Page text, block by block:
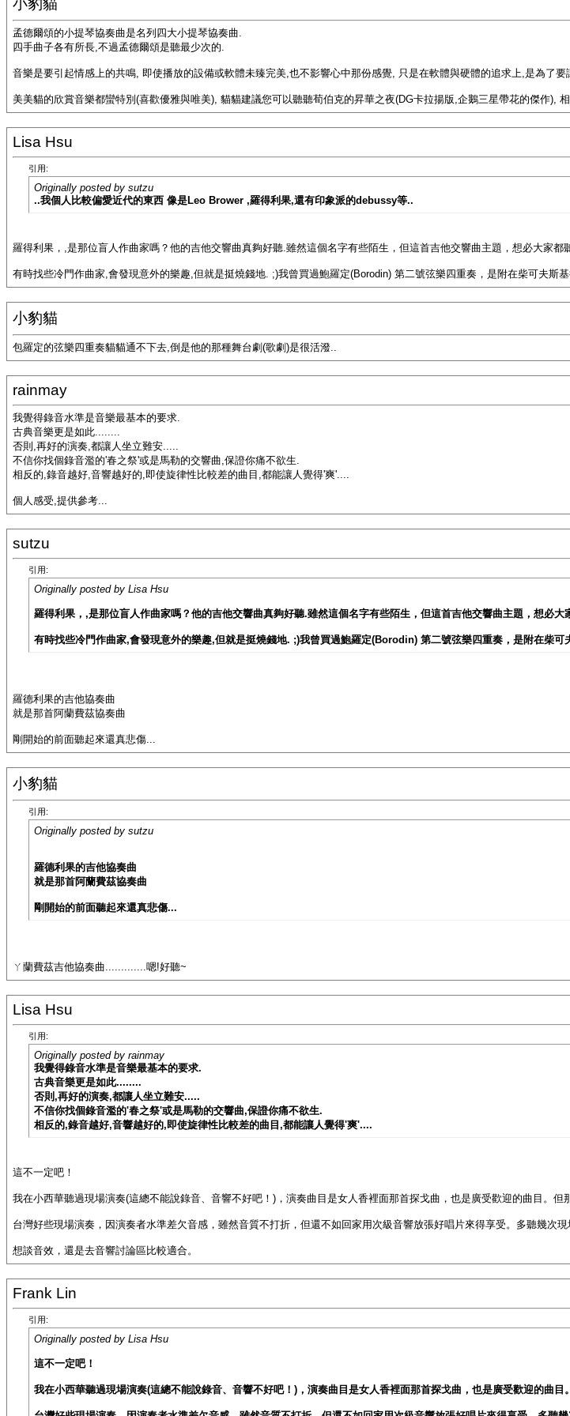
小豹貓
孟德爾頌的小提琴協奏曲是名列四大小提琴協奏曲.
四手曲子各有所長,不過孟德爾頌是聽最少次的.
音樂是要引起情感上的共鳴, 即使播放的設備或軟體未臻完美,也不影響心中那份感覺, 只是在軟體與硬體的追求上,是為了要
美美貓的欣賞音樂都蠻特別(喜歡優雅與唯美), 貓貓建議您可以聽聽荀伯克的昇華之夜(DG卡拉揚版,企鵝三星帶花的傑作),
Lisa Hsu
引用:
Originally posted by sutzu
..我個人比較偏愛近代的東西 像是Leo Brower ,羅得利果,還有印象派的debussy等..
羅得利果，,是那位盲人作曲家嗎？他的吉他交響曲真夠好聽.雖然這個名字有些陌生，但這首吉他交響曲主題，想必大家都
有時找些冷門作曲家,會發現意外的樂趣,但就是挺燒錢地. ;)我曾買過鮑羅定(Borodin) 第二號弦樂四重奏，是附在柴可夫斯
小豹貓
包羅定的弦樂四重奏貓貓通不下去,倒是他的那種舞台劇(歌劇)是很活潑..
rainmay
我覺得錄音水準是音樂最基本的要求.
古典音樂更是如此........
否則,再好的演奏,都讓人坐立難安.....
不信你找個錄音濫的'春之祭'或是馬勒的交響曲,保證你痛不欲生.
相反的,錄音越好,音響越好的,即使旋律性比較差的曲目,都能讓人覺得'爽'....
個人感受,提供參考...
sutzu
引用:
Originally posted by Lisa Hsu
羅得利果，,是那位盲人作曲家嗎？他的吉他交響曲真夠好聽.雖然這個名字有些陌生，但這首吉他交響曲主題，想必大
有時找些冷門作曲家,會發現意外的樂趣,但就是挺燒錢地. ;)我曾買過鮑羅定(Borodin) 第二號弦樂四重奏，是附在柴
羅德利果的吉他協奏曲
就是那首阿蘭費茲協奏曲
剛開始的前面聽起來還真悲傷...
小豹貓
引用:
Originally posted by sutzu
羅德利果的吉他協奏曲
就是那首阿蘭費茲協奏曲
剛開始的前面聽起來還真悲傷...
ㄚ蘭費茲吉他協奏曲.............嗯!好聽~
Lisa Hsu
引用:
Originally posted by rainmay
我覺得錄音水準是音樂最基本的要求.
古典音樂更是如此........
否則,再好的演奏,都讓人坐立難安.....
不信你找個錄音濫的'春之祭'或是馬勒的交響曲,保證你痛不欲生.
相反的,錄音越好,音響越好的,即使旋律性比較差的曲目,都能讓人覺得'爽'....
這不一定吧！
我在小西華聽過現場演奏(這總不能說錄音、音響不好吧！)，演奏曲目是女人香裡面那首探戈曲，也是廣受歡迎的曲目。但
台灣好些現場演奏，因演奏者水準差欠音感，雖然音質不打折，但還不如回家用次級音響放張好唱片來得享受。多聽幾次現
想談音效，還是去音響討論區比較適合。
Frank Lin
引用:
Originally posted by Lisa Hsu
這不一定吧！
我在小西華聽過現場演奏(這總不能說錄音、音響不好吧！)，演奏曲目是女人香裡面那首探戈曲，也是廣受歡迎的曲